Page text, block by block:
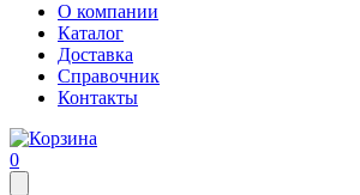
О компании
Каталог
Доставка
Справочник
Контакты
0